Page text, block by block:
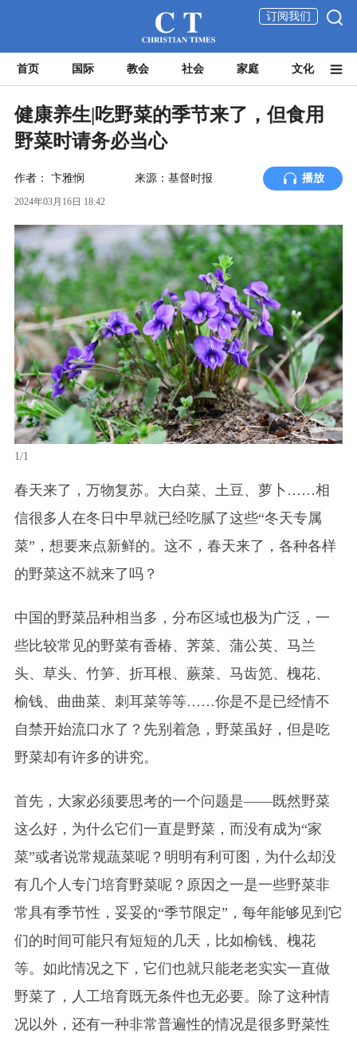
订阅我们
首页 国际 教会 社会 家庭 文化
健康养生|吃野菜的季节来了，但食用
野菜时请务必当心
作者： 卞雅悯 来源：基督时报 播放
2024年03月16日 18:42
1/1
春天来了，万物复苏。大白菜、土豆、萝卜……相
信很多人在冬日中早就已经吃腻了这些“冬天专属
菜”，想要来点新鲜的。这不，春天来了，各种各样
的野菜这不就来了吗？
中国的野菜品种相当多，分布区域也极为广泛，一
些比较常见的野菜有香椿、荠菜、蒲公英、马兰
头、草头、竹笋、折耳根、蕨菜、马齿笕、槐花、
榆钱、曲曲菜、刺耳菜等等……你是不是已经情不
自禁开始流口水了？先别着急，野菜虽好，但是吃
野菜却有许多的讲究。
首先，大家必须要思考的一个问题是——既然野菜
这么好，为什么它们一直是野菜，而没有成为“家
菜”或者说常规蔬菜呢？明明有利可图，为什么却没
有几个人专门培育野菜呢？原因之一是一些野菜非
常具有季节性，妥妥的“季节限定”，每年能够见到它
们的时间可能只有短短的几天，比如榆钱、槐花
等。如此情况之下，它们也就只能老老实实一直做
野菜了，人工培育既无条件也无必要。除了这种情
况以外，还有一种非常普遍性的情况是很多野菜性